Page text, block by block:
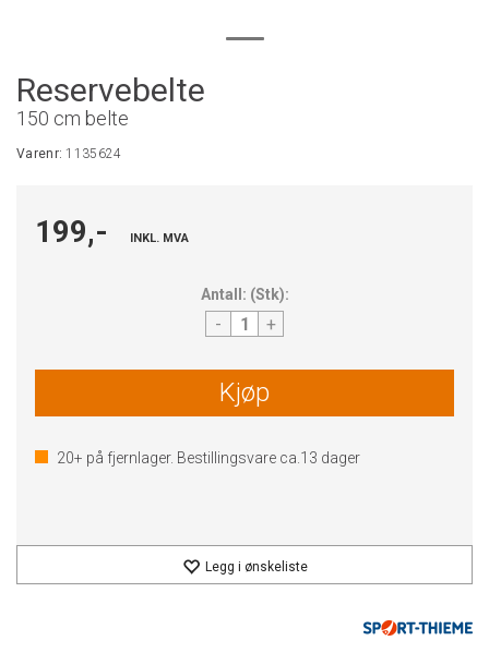
Reservebelte
150 cm belte
Varenr:1135624
199,- INKL. MVA
Antall: (Stk):
- +
Kjøp
20+ på fjernlager. Bestillingsvare ca. 13 dager
Legg i ønskeliste